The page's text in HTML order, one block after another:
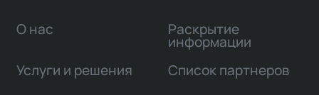
О нас
Услуги и решения
Раскрытие
информации
Список партнеров